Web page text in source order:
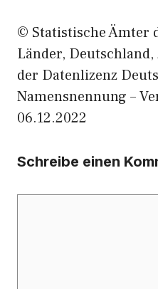
© Statistische Ämter
Länder,
der Datenlizenz
Namensnennung –
06.12.2022
Schreibe einen